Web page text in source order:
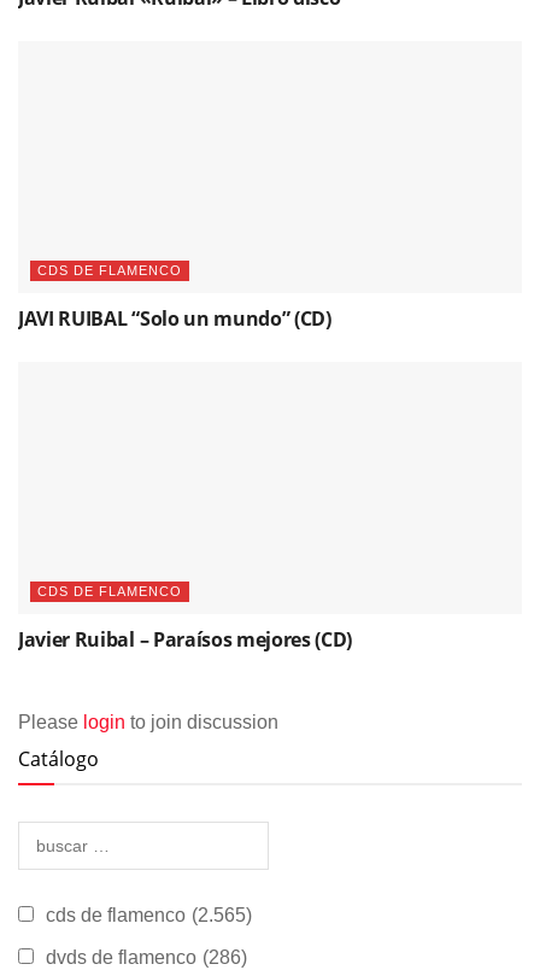
CDS DE FLAMENCO
JAVI RUIBAL “Solo un mundo” (CD)
CDS DE FLAMENCO
Javier Ruibal – Paraísos mejores (CD)
Please login to join discussion
Catálogo
cds de flamenco (2.565)
dvds de flamenco (286)